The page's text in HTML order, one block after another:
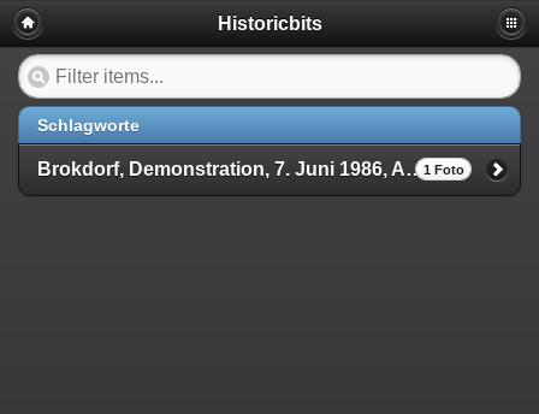
Historicbits
Schlagworte
Brokdorf, Demonstration, 7. Juni 1986, Anti-Atomkraft, Protest, Friedensbewegung, Umweltaktivismus, Kernkraftwerk, Atomkraftgegner, politische Kundgebung, Bürgerprotest, 1980er, Umweltbewegung, Demonstranten, öffentliche Versammlung, politische Geschichte1 Foto